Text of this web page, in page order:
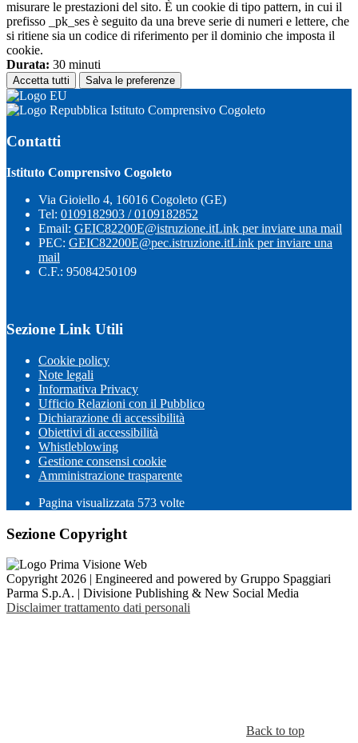
misurare le prestazioni del sito. È un cookie di tipo pattern, in cui il
prefisso _pk_ses è seguito da una breve serie di numeri e lettere, che
si ritiene sia un codice di riferimento per il dominio che imposta il
cookie.
Durata: 30 minuti
Accetta tutti Salva le preferenze
Istituto Comprensivo Cogoleto
Contatti
Istituto Comprensivo Cogoleto
Via Gioiello 4, 16016 Cogoleto (GE)
Tel: 0109182903 / 0109182852
Email: GEIC82200E@istruzione.itLink per inviare una mail
PEC: GEIC82200E@pec.istruzione.itLink per inviare una
mail
C.F.: 95084250109
Sezione Link Utili
Cookie policy
Note legali
Informativa Privacy
Ufficio Relazioni con il Pubblico
Dichiarazione di accessibilità
Obiettivi di accessibilità
Whistleblowing
Gestione consensi cookie
Amministrazione trasparente
Pagina visualizzata 573 volte
Sezione Copyright
Copyright 2026 | Engineered and powered by Gruppo Spaggiari
Parma S.p.A. | Divisione Publishing & New Social Media
Disclaimer trattamento dati personali
Back to top